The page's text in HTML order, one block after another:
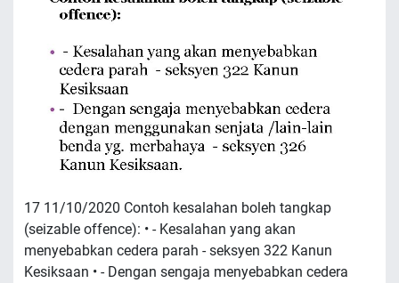
17 11/10/2020 Contoh kesalahan boleh tangkap
(seizable offence): • - Kesalahan yang akan
menyebabkan cedera parah - seksyen 322 Kanun
Kesiksaan • - Dengan sengaja menyebabkan cedera